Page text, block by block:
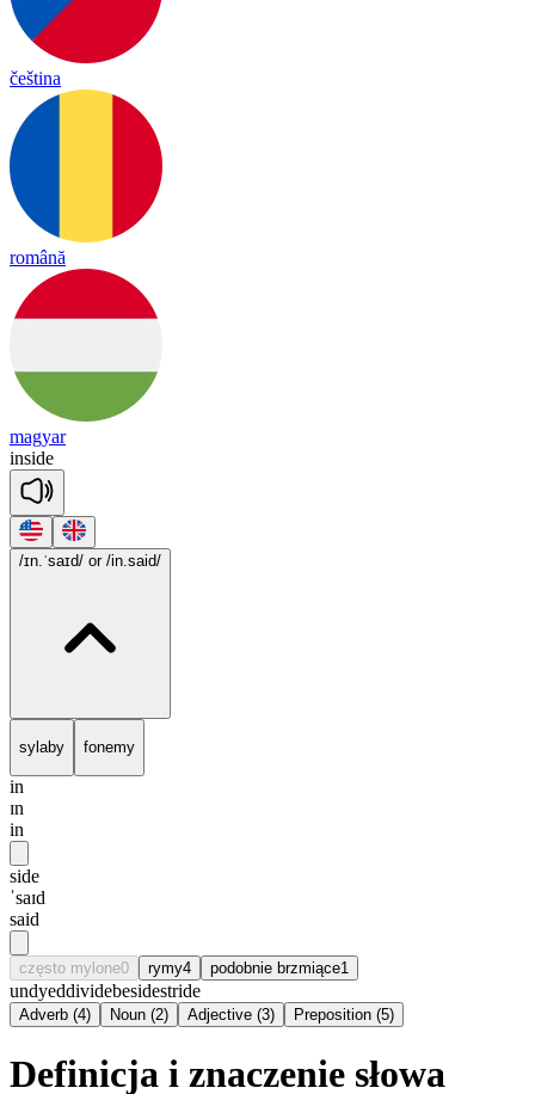
čeština
română
magyar
inside
/ɪn.ˈsaɪd/ or /in.said/
sylaby fonemy
in
ɪn
in
side
ˈsaɪd
said
często mylone0 rymy4 podobnie brzmiące1
undyeddividebesidestride
Adverb (4) Noun (2) Adjective (3) Preposition (5)
Definicja i znaczenie słowa